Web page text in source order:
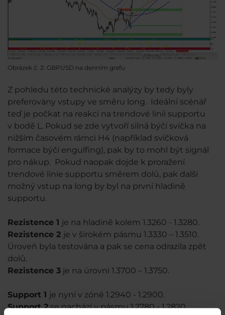
Obrázek č. 2: GBPUSD na denním grafu
Z pohledu této technické analýzy by tedy byly
preferovány vstupy ve směru long. Ideální scénář
teď je počkat na reakci na trendové linii supportu
v bodě L. Pokud se zde vytvoří silná býčí svíčka na
nižším časovém rámci H4 (například svíčková
formace býčí engulfing), pak by to mohl být signál
pro nákup. Pokud naopak dojde k proražení
trendové linie supportu směrem dolů, pak další
možný vstup na long by byl na první hladině
supportu.
Rezistence 1 je na hladině kolem 1.3260 - 1.3280.
Rezistence 2 je v širokém pásmu 1.3330 – 1.3510.
Úroveň byla testována a pak se cena odrazila zpět
dolů.
Rezistence 3 je na úrovni 1.3700 – 1.3750.
Support 1 je nyní v zóně 1.2940 - 1.2900.
Support 2se nachází v pásmu 1.2780 - 1.2820.